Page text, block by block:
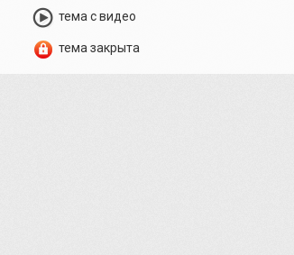
тема с видео
тема закрыта